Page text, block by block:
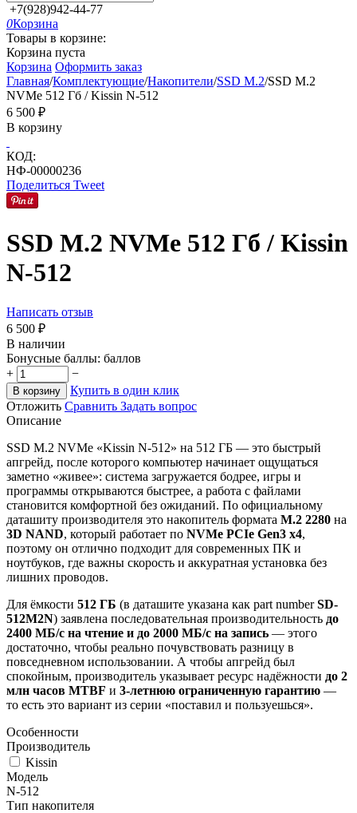
+7(928)942-44-77
0Корзина
Товары в корзине:
Корзина пуста
Корзина Оформить заказ
Главная/Комплектующие/Накопители/SSD M.2/SSD M.2
NVMe 512 Гб / Kissin N-512
6 500 ₽
В корзину
КОД:
НФ-00000236
Поделиться Tweet
SSD M.2 NVMe 512 Гб / Kissin
N-512
Написать отзыв
6 500 ₽
В наличии
Бонусные баллы: баллов
+
−
В корзину
Купить в один клик
Отложить Сравнить Задать вопрос
Описание
SSD M.2 NVMe «Kissin N-512» на 512 ГБ — это быстрый
апгрейд, после которого компьютер начинает ощущаться
заметно «живее»: система загружается бодрее, игры и
программы открываются быстрее, а работа с файлами
становится комфортной без ожиданий. По официальному
даташиту производителя это накопитель формата M.2 2280 на
3D NAND, который работает по NVMe PCIe Gen3 x4,
поэтому он отлично подходит для современных ПК и
ноутбуков, где важны скорость и аккуратная установка без
лишних проводов.
Для ёмкости 512 ГБ (в даташите указана как part numberSD-
512M2N) заявлена последовательная производительность до
2400 МБ/с на чтение и до 2000 МБ/с на запись — этого
достаточно, чтобы реально почувствовать разницу в
повседневном использовании. А чтобы апгрейд был
спокойным, производитель указывает ресурс надёжности до 2
млн часов MTBF и 3-летнюю ограниченную гарантию —
то есть это вариант из серии «поставил и пользуешься».
Особенности
Производитель
Kissin
Модель
N-512
Тип накопителя